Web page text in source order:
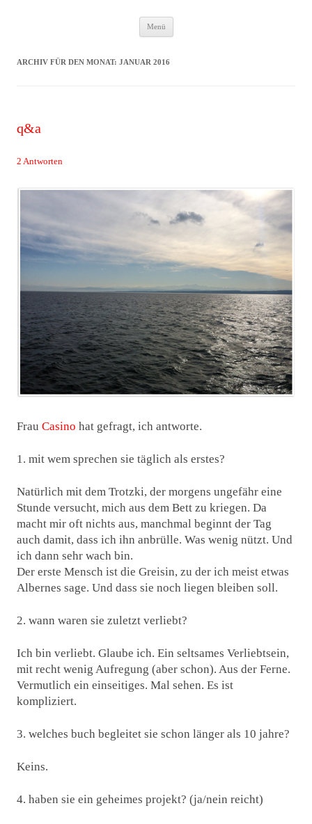
Das Neuste von JWD
Menü
Zum
Inhalt
ARCHIV FÜR DEN MONAT: JANUAR 2016
q&a
2 Antworten
Frau Casino hat gefragt, ich antworte.
1. mit wem sprechen sie täglich als erstes?
Natürlich mit dem Trotzki, der morgens ungefähr eine
Stunde versucht, mich aus dem Bett zu kriegen. Da
macht mir oft nichts aus, manchmal beginnt der Tag
auch damit, dass ich ihn anbrülle. Was wenig nützt. Und
ich dann sehr wach bin.
Der erste Mensch ist die Greisin, zu der ich meist etwas
Albernes sage. Und dass sie noch liegen bleiben soll.
2. wann waren sie zuletzt verliebt?
Ich bin verliebt. Glaube ich. Ein seltsames Verliebtsein,
mit recht wenig Aufregung (aber schon). Aus der Ferne.
Vermutlich ein einseitiges. Mal sehen. Es ist
kompliziert.
3. welches buch begleitet sie schon länger als 10 jahre?
Keins.
4. haben sie ein geheimes projekt? (ja/nein reicht)